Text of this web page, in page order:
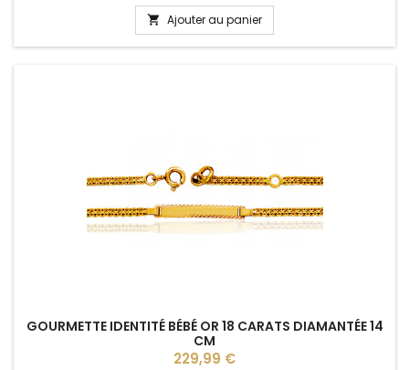
 Ajouter au panier
GOURMETTE IDENTITÉ BÉBÉ OR 18 CARATS DIAMANTÉE 14
CM
Prix
229,99 €